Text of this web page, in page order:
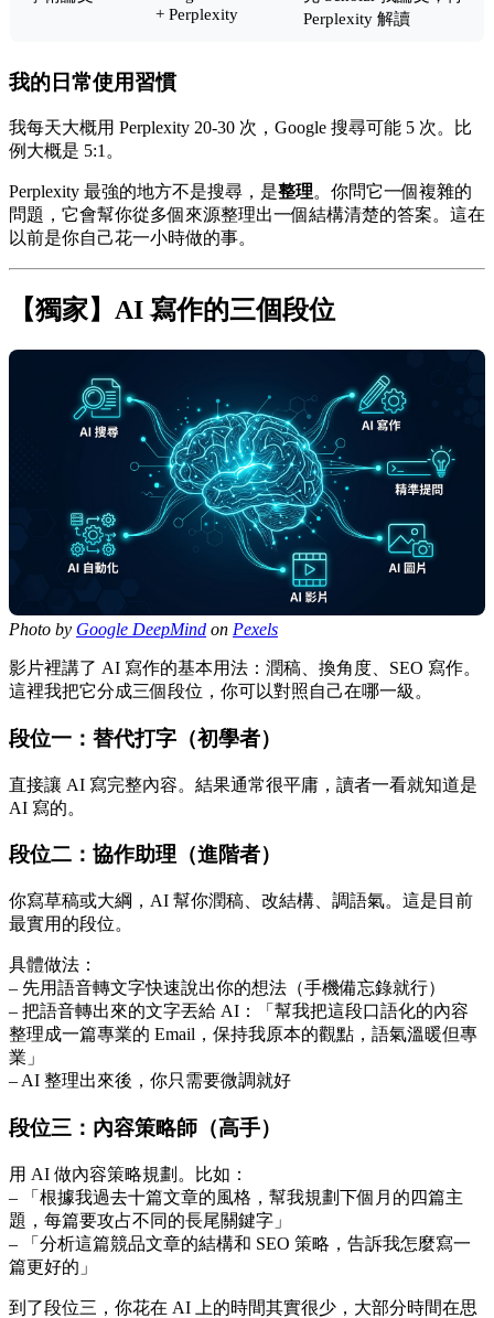
+ Perplexity
Perplexity 解讀
我的日常使用習慣
我每天大概用 Perplexity 20-30 次，Google 搜尋可能 5 次。比
例大概是 5:1。
Perplexity 最強的地方不是搜尋，是整理。你問它一個複雜的
問題，它會幫你從多個來源整理出一個結構清楚的答案。這在
以前是你自己花一小時做的事。
【獨家】AI 寫作的三個段位
Photo by Google DeepMind on Pexels
影片裡講了 AI 寫作的基本用法：潤稿、換角度、SEO 寫作。
這裡我把它分成三個段位，你可以對照自己在哪一級。
段位一：替代打字（初學者）
直接讓 AI 寫完整內容。結果通常很平庸，讀者一看就知道是
AI 寫的。
段位二：協作助理（進階者）
你寫草稿或大綱，AI 幫你潤稿、改結構、調語氣。這是目前
最實用的段位。
具體做法：
– 先用語音轉文字快速說出你的想法（手機備忘錄就行）
– 把語音轉出來的文字丟給 AI：「幫我把這段口語化的內容
整理成一篇專業的 Email，保持我原本的觀點，語氣溫暖但專
業」
– AI 整理出來後，你只需要微調就好
段位三：內容策略師（高手）
用 AI 做內容策略規劃。比如：
– 「根據我過去十篇文章的風格，幫我規劃下個月的四篇主
題，每篇要攻占不同的長尾關鍵字」
– 「分析這篇競品文章的結構和 SEO 策略，告訴我怎麼寫一
篇更好的」
到了段位三，你花在 AI 上的時間其實很少，大部分時間在思